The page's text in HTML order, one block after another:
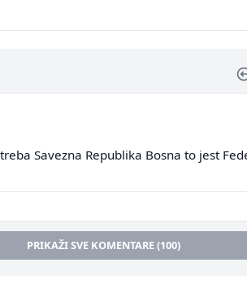
Savezna Republika Bosna to jest
PRIKAŽI SVE KOMENTARE (100)